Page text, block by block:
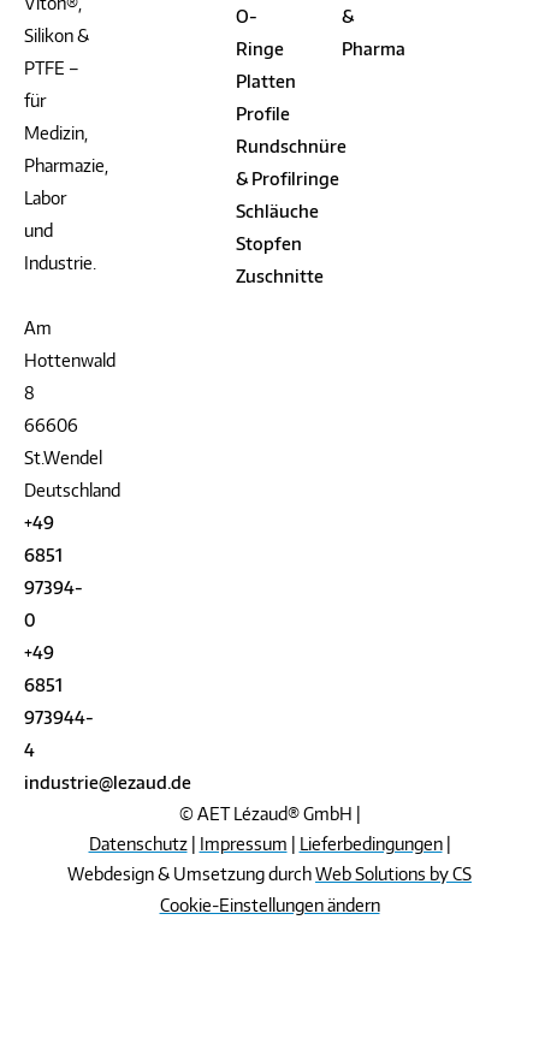
Silikon &
PTFE –
für
Medizin,
Pharmazie,
Labor
und
Industrie.
Am
Hottenwald
8
66606
St.Wendel
Deutschland
+49
6851
97394-
0
+49
6851
973944-
4
industrie@lezaud.de
O-
Ringe
Platten
Profile
Rundschnüre
& Profilringe
Schläuche
Stopfen
Zuschnitte
&
Pharma
© AET Lézaud® GmbH |
Datenschutz| Impressum Lieferbedingungen|
Webdesign & Umsetzung durchWeb Solutions by CS
Cookie-Einstellungen ändern